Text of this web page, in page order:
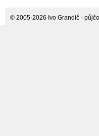
© 2005-2026 Ivo Grandič -